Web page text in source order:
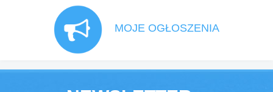
MOJE OGŁOSZENIA